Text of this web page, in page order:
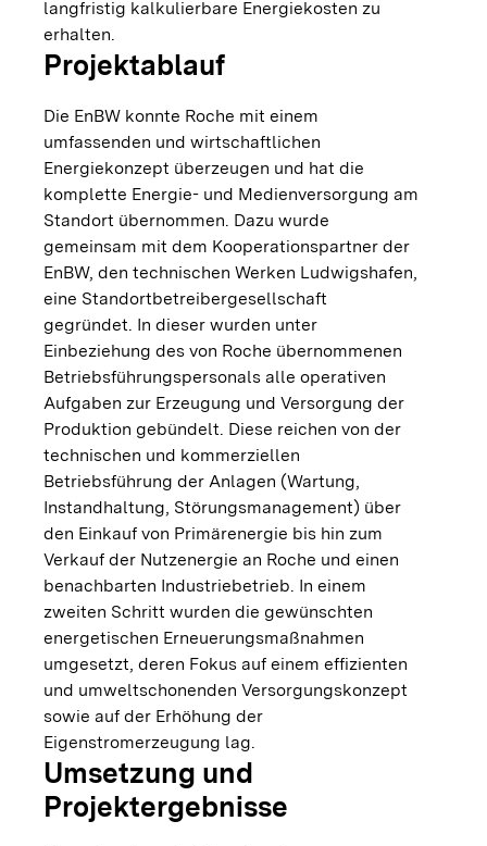
langfristig kalkulierbare Energiekosten zu
erhalten.
Projektablauf
Die EnBW konnte Roche mit einem
umfassenden und wirtschaftlichen
Energiekonzept überzeugen und hat die
komplette Energie- und Medienversorgung am
Standort übernommen. Dazu wurde
gemeinsam mit dem Kooperationspartner der
EnBW, den technischen Werken Ludwigshafen,
eine Standortbetreibergesellschaft
gegründet. In dieser wurden unter
Einbeziehung des von Roche übernommenen
Betriebsführungspersonals alle operativen
Aufgaben zur Erzeugung und Versorgung der
Produktion gebündelt. Diese reichen von der
technischen und kommerziellen
Betriebsführung der Anlagen (Wartung,
Instandhaltung, Störungsmanagement) über
den Einkauf von Primärenergie bis hin zum
Verkauf der Nutzenergie an Roche und einen
benachbarten Industriebetrieb. In einem
zweiten Schritt wurden die gewünschten
energetischen Erneuerungsmaßnahmen
umgesetzt, deren Fokus auf einem effizienten
und umweltschonenden Versorgungskonzept
sowie auf der Erhöhung der
Eigenstromerzeugung lag.
Umsetzung und
Projektergebnisse